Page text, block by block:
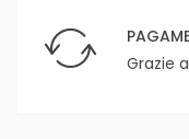
Grazie